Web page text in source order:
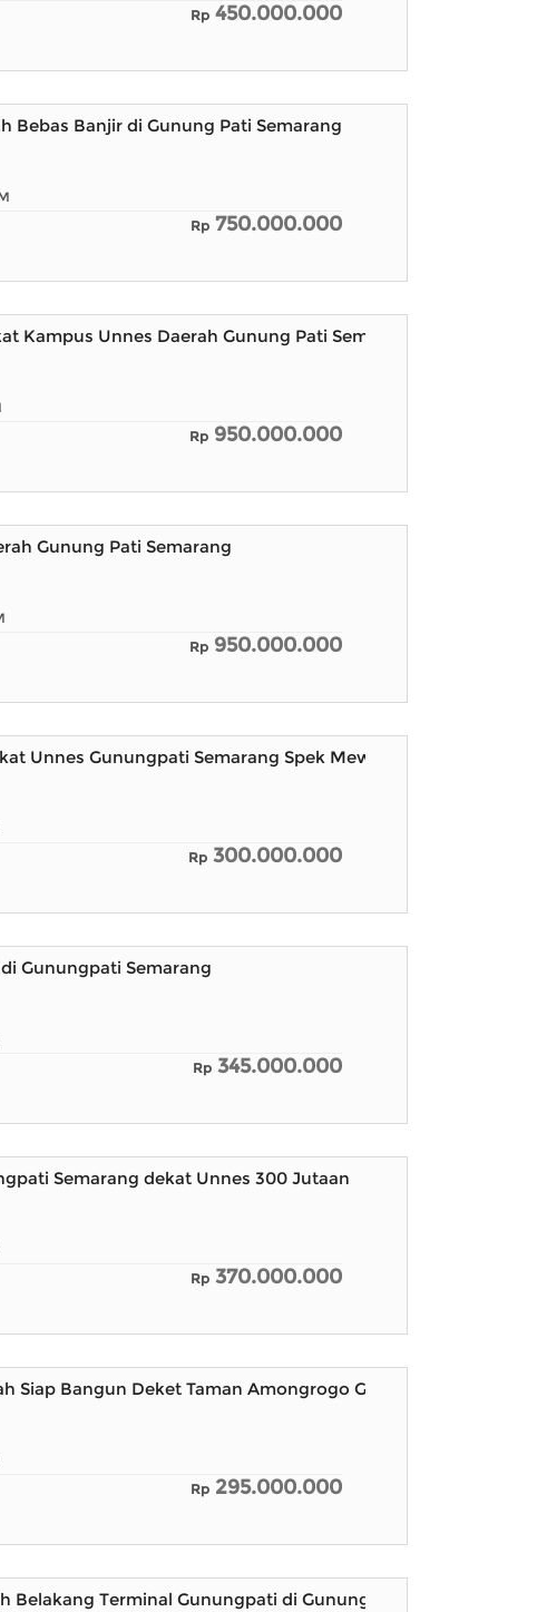
Rp 450.000.000
Bebas Banjir di Gunung Pati Semarang
Rp 750.000.000
Kampus Unnes Daerah Gunung Pati Semarang
Rp 950.000.000
Gunung Pati Semarang
Rp 950.000.000
Unnes Gunungpati Semarang Spek Mewah
Rp 300.000.000
Gunungpati Semarang
Rp 345.000.000
Semarang dekat Unnes 300 Jutaan
Rp 370.000.000
Siap Bangun Deket Taman Amongrogo Gunungpati
Rp 295.000.000
Belakang Terminal Gunungpati di Gunungpati